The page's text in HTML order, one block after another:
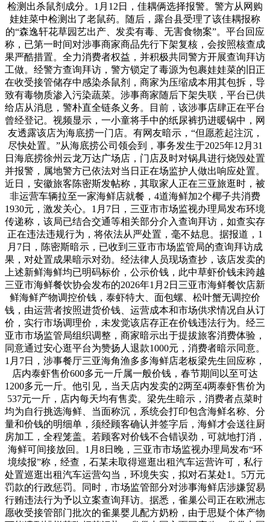
检测出杀鼠剂成分。1月12日，佳耦俩选择报警。警方从网购
娃娃菜中检测出了老鼠药。随后，露台县受理了该佳耦报称
的“森逸轩花草园艺出产、发卖有毒、无害食物案”。平台回应
称，已第一时间对涉事商家商品先行下架复核，会按照核查成
果严酷措置。全力消费者权益，并积极共同警方开展查询拜访
工做。经警方查询拜访，警方锁定了毒源为包裹娃娃菜的旧正
在收受接管储存中感染杀鼠剂，商家为压缩成本用其包拆，导
致有毒物质渗入污染蔬菜。涉事商家随后下架失联，平台已供
给店从消息，警朴直全链条义务。目前，该涉事店肆正在平台
曾经登记。视频显示，一小童将手中的纸尿裤扔进暖锅中，网
友透露该店为海底捞一门店。有网友暗示，“但愿惹起注沉，
尽快处置。”从海底捞公司领会到，事务发生于2025年12月31
日海底捞徐州云龙万达广场店，门店及时对锅具进行烧毁处置
并报警，属地警方已依法对当日正在场监护人做出响应处置。
近日，安徽旅客陈密斯发帖称，其取家人正在三亚旅逛时，被
非运营车辆拉至一家海鲜店就餐，4道海鲜加2个椰子共消费
1930元，激发关心。1月7日，三亚市市场监视办理局发布环境
传递称，该局已结合交通等相关部分介入查询拜访，如查实存
正在违法违规行为，将依法从严处置，毫不姑息。据报道，1
月7日，陈密斯暗示，已收到三亚市市场监管局的查询拜访成
果，对处置成果暗示对劲。经法律人员现场查抄，该店发卖的
上述新鲜海鲜均已明码标价，公示价钱，此中草虾价钱未跨越
三亚市海鲜餐饮协会发布的2026年1月2日三亚市海鲜餐饮店新
鲜海鲜产物调控价钱，泰虾特大、面包螺、松叶蟹无调控价
钱，由运营者按照进货价钱、运营成本和市场供求情况自从订
价，实行市场调理价，未发觉该店存正在价钱违法行为。经三
亚市市场监管局组织调整，商家暗示出于提拔旅客消费体验，
同意通过安心逛平台为赞扬人退款1000元，消费者暗示同意。
1月7日，涉事餐厅三亚海角渔多多海鲜店老板梁先生回应称，
店内泰虾售价600多元一斤属一般价钱，春节期间以至可达
1200多元一斤。他引见，当天店内发卖的2两至4两泰虾售价为
537元一斤，店内每天均有售卖。梁先生暗示，消费者点菜时
均为自行挑选海鲜、当面称沉，系统会打印包含海鲜名称、分
量和价钱的明细单，须经顾客确认并签字后，海鲜才会送往厨
房加工，全程笼盖。若顾客对价钱不合错误劲，可就地打消，
海鲜可间接放回。1月8日晚，三亚市市场监视办理局发布“环
境续报”称，经查，石某未取得巡逛出租汽车运营许可，私行
处置巡逛出租汽车运营勾当，环境失实，拟对石某处1。5万元
罚款的行政惩罚。同时，市场监管部分对涉事海鲜店涉嫌贸易
行贿违法行为予以立案查询拜访。据悉，雀巢公司正在欧洲志
愿收受接管部门批次的雀巢婴儿配方奶粉，由于思疑个体产物